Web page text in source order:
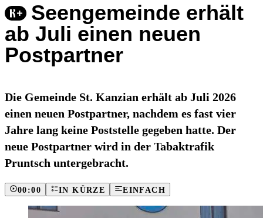
Seengemeinde erhält
ab Juli einen neuen
Postpartner
Die Gemeinde St. Kanzian erhält ab Juli 2026
einen neuen Postpartner, nachdem es fast vier
Jahre lang keine Poststelle gegeben hatte. Der
neue Postpartner wird in der Tabaktrafik
Pruntsch untergebracht.
00:00 IN KÜRZE EINFACH